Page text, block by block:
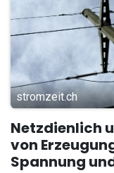
stromzeit.ch
Netzdienlich
von
Spannung